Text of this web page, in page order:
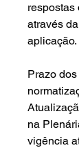
respostas
através
aplicação.
Prazo
na
vigência